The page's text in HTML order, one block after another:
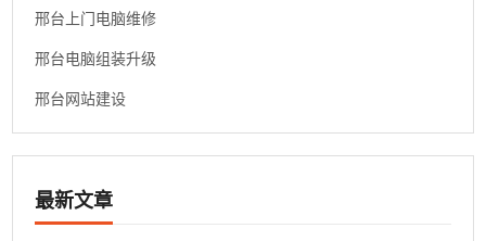
邢台上门电脑维修
邢台电脑组装升级
邢台网站建设
最新文章